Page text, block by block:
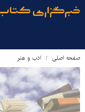
صفحه اصلی ادب و هنر